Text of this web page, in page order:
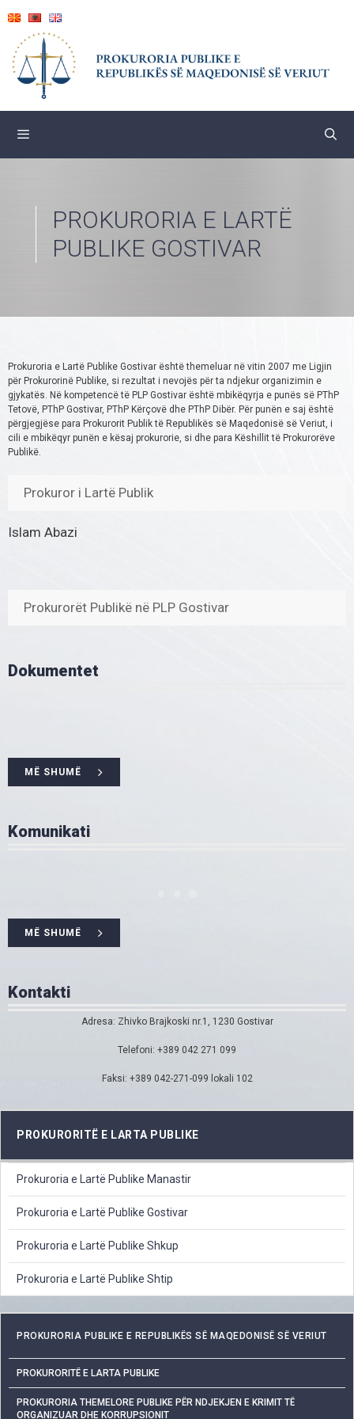
content
PROKURORIA E LARTË
PUBLIKE GOSTIVAR
Prokuroria e Lartë Publike Gostivar është themeluar në vitin 2007 me Ligjin
për Prokurorinë Publike, si rezultat i nevojës për ta ndjekur organizimin e
gjykatës. Në kompetencë të PLP Gostivar është mbikëqyrja e punës së PThP
Tetovë, PThP Gostivar, PThP Kërçovë dhe PThP Dibër. Për punën e saj është
përgjegjëse para Prokurorit Publik të Republikës së Maqedonisë së Veriut, i
cili e mbikëqyr punën e kësaj prokurorie, si dhe para Këshillit të Prokurorëve
Publikë.
Prokuror i Lartë Publik
Islam Abazi
Prokurorët Publikë në PLP Gostivar
Dokumentet
MË SHUMË
Komunikati
MË SHUMË
Kontakti
Adresa: Zhivko Brajkoski nr.1, 1230 Gostivar
Telefoni: +389 042 271 099
Faksi: +389 042-271-099 lokali 102
PROKURORITË E LARTA PUBLIKE
Prokuroria e Lartë Publike Manastir
Prokuroria e Lartë Publike Gostivar
Prokuroria e Lartë Publike Shkup
Prokuroria e Lartë Publike Shtip
PROKURORIA PUBLIKE E REPUBLIKËS SË MAQEDONISË SË VERIUT
PROKURORITË E LARTA PUBLIKE
PROKURORIA THEMELORE PUBLIKE PËR NDJEKJEN E KRIMIT TË
ORGANIZUAR DHE KORRUPSIONIT